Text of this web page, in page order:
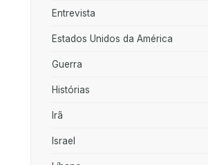
Entrevista
Estados Unidos da América
Guerra
Histórias
Irã
Israel